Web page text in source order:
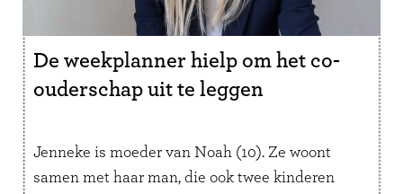
De weekplanner hielp om het co-
ouderschap uit te leggen
Jenneke is moeder van Noah (10). Ze woont
samen met haar man, die ook twee kinderen